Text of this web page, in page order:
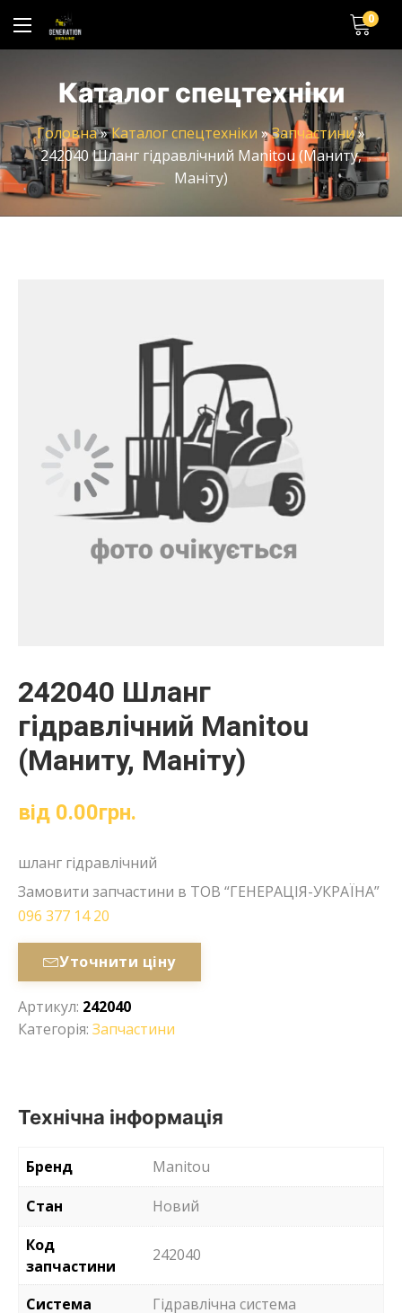
0
Каталог спецтехніки
Головна»Каталог спецтехніки »Запчастини»
242040 Шланг гідравлічний Manitou (Маниту,
Маніту)
242040 Шланг
гідравлічний Manitou
(Маниту, Маніту)
від 0.00грн.
шланг гідравлічний
Замовити запчастини в ТОВ “ГЕНЕРАЦІЯ-УКРАЇНА”
096 377 14 20
Уточнити ціну
Артикул: 242040
Категорія: Запчастини
Технічна інформація
Бренд
Manitou
Стан
Новий
Код
запчастини
242040
Система Гідравлічна система